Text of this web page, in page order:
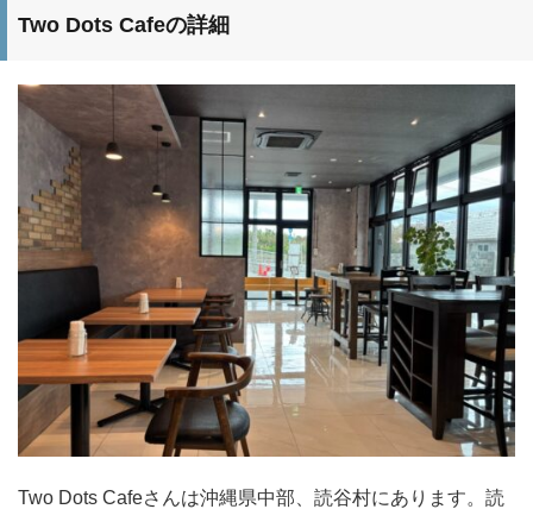
Two Dots Cafeの詳細
Two Dots Cafeさんは沖縄県中部、読谷村にあります。読